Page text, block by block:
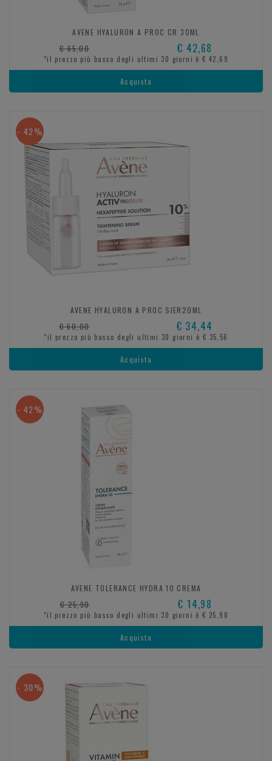
AVENE HYALURON A PROC CR 30ML
€ 65,00 € 42,68
*il prezzo più basso degli ultimi 30 giorni è € 42,69
Acquista
AVENE HYALURON A PROC SIER20ML
- 42%
€ 60,00 € 34,44
*il prezzo più basso degli ultimi 30 giorni è € 35,56
Acquista
AVENE TOLERANCE HYDRA 10 CREMA
- 42%
€ 25,90 € 14,98
*il prezzo più basso degli ultimi 30 giorni è € 25,90
Acquista
- 30%